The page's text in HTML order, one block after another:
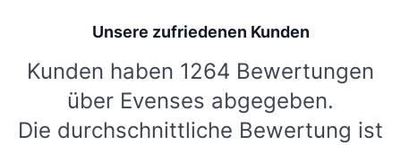
Unsere zufriedenen Kunden
Kunden haben 1264 Bewertungen
über Evenses abgegeben.
Die durchschnittliche Bewertung ist